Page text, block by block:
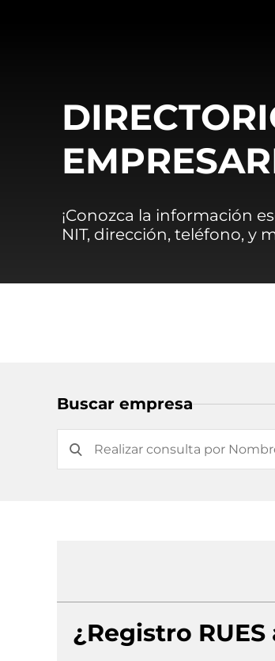
¡Conozca la información
NIT, dirección, teléfono, y
Buscar empresa
¿Registro